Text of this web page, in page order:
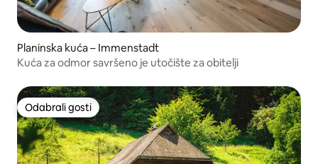
Planinska kuća – Immenstadt
Kuća za odmor savršeno je utočište za obitelji
Odabrali gosti
Odabrali gosti